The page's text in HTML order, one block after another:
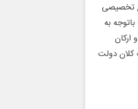
تخصیصی
به
کلان دولت